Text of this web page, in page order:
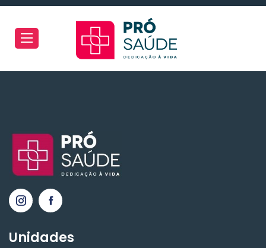
Toggle
navigation
Unidades